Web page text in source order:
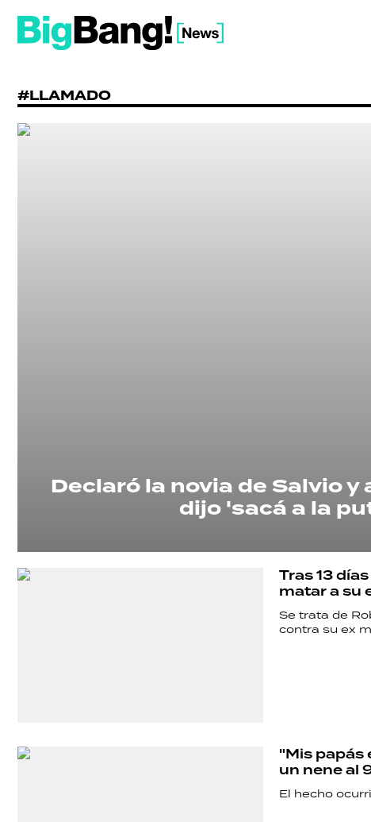
#LLAMADO
Declaró la novia de Salvio
dijo 'sacá a la
Tras 13
matar a su
Se trata de
contra su ex
"Mis papás
un nene al
El hecho